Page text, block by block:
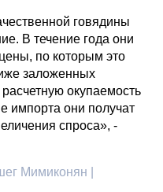
говядины
В течение года они
по которым это
заложенных
окупаемость
импорта они получат
спроса», -
Мимиконян |